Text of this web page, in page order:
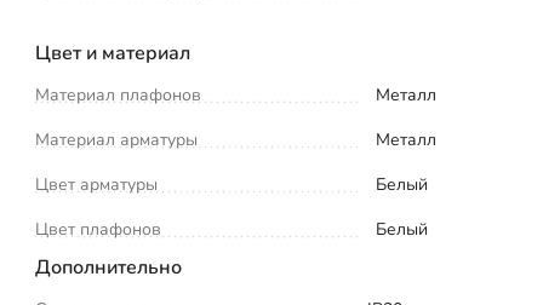
Цвет и материал
Материал плафонов
Металл
Материал арматуры
Металл
Цвет арматуры
Белый
Цвет плафонов
Белый
Дополнительно